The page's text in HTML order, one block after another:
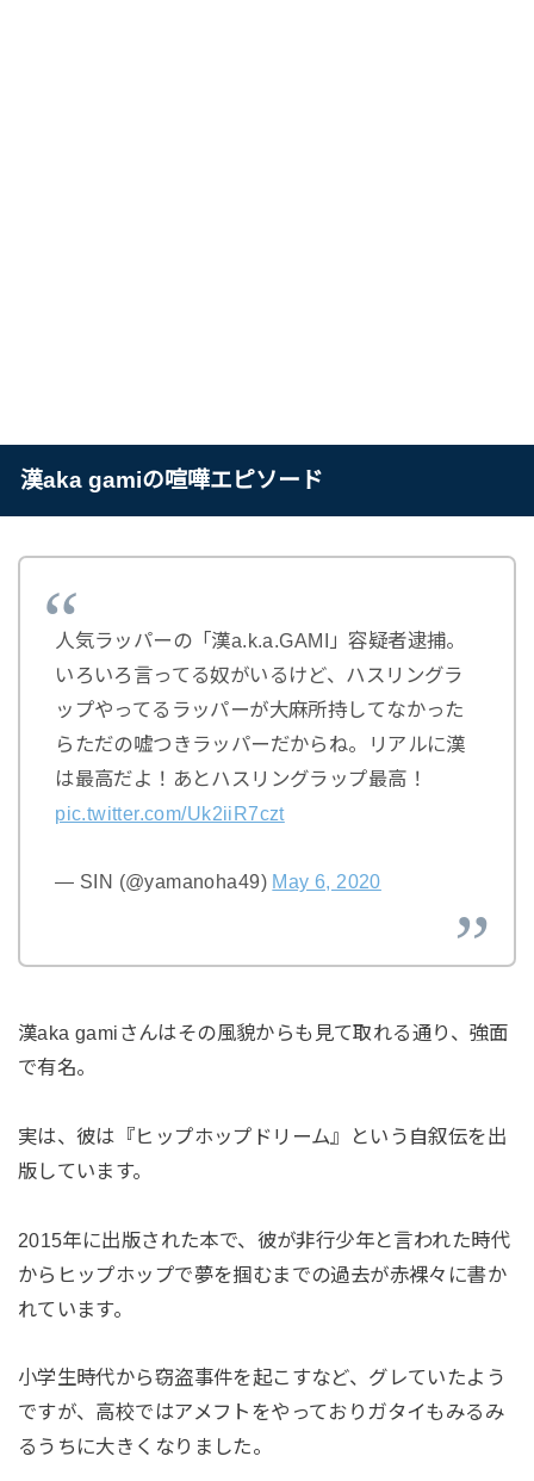
漢aka gamiの喧嘩エピソード
人気ラッパーの「漢a.k.a.GAMI」容疑者逮捕。
いろいろ言ってる奴がいるけど、ハスリングラ
ップやってるラッパーが大麻所持してなかった
らただの嘘つきラッパーだからね。リアルに漢
は最高だよ！あとハスリングラップ最高！
pic.twitter.com/Uk2iiR7czt
— SIN (@yamanoha49) May 6, 2020
漢aka gamiさんはその風貌からも見て取れる通り、強面
で有名。
実は、彼は『ヒップホップドリーム』という自叙伝を出
版しています。
2015年に出版された本で、彼が非行少年と言われた時代
からヒップホップで夢を掴むまでの過去が赤裸々に書か
れています。
小学生時代から窃盗事件を起こすなど、グレていたよう
ですが、高校ではアメフトをやっておりガタイもみるみ
るうちに大きくなりました。